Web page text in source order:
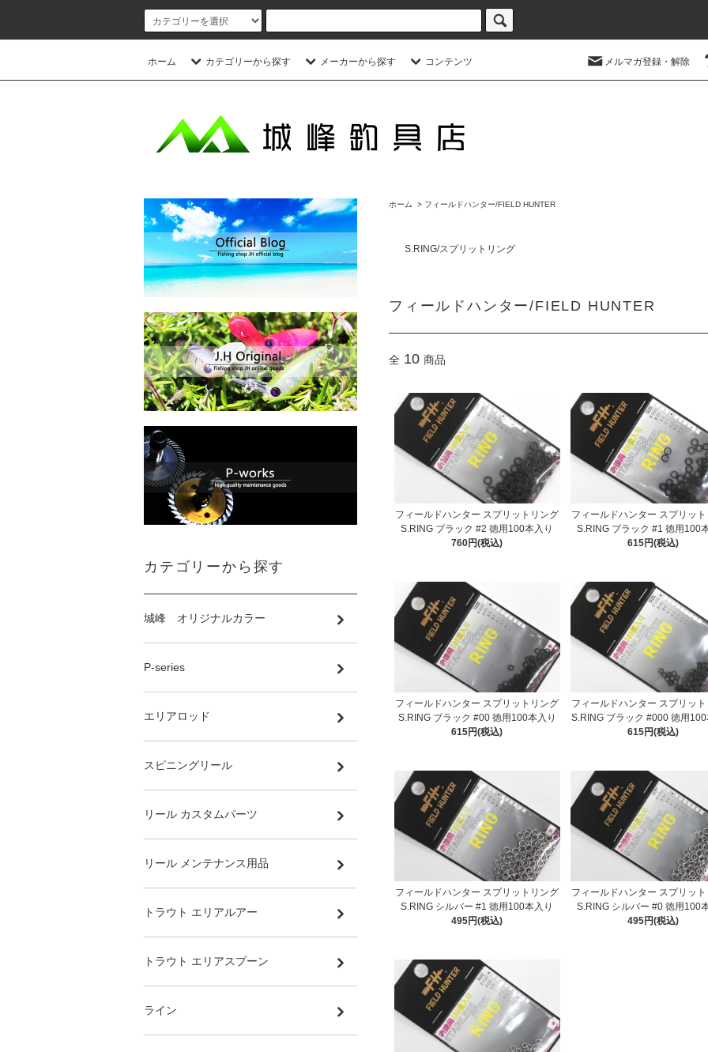
ホーム カテゴリーから探す メーカーから探す コンテンツ メルマガ登録・解除
ホーム > フィールドハンター/FIELD HUNTER
S.RING/スプリットリング
フィールドハンター/FIELD HUNTER
全 10 商品
フィールドハンター スプリットリング
S.RING ブラック #2 徳用100本入り
760円(税込)
フィールドハンター スプリッ
S.RING ブラック #1 徳用100
615円(税込)
フィールドハンター スプリットリング
S.RING ブラック #00 徳用100本入り
615円(税込)
フィールドハンター スプリッ
S.RING ブラック #000 徳用100
615円(税込)
フィールドハンター スプリットリング
S.RING シルバー #1 徳用100本入り
495円(税込)
フィールドハンター スプリッ
S.RING シルバー #0 徳用100
495円(税込)
カテゴリーから探す
城峰 オリジナルカラー
P-series
エリアロッド
スピニングリール
リール カスタムパーツ
リール メンテナンス用品
トラウト エリアルアー
トラウト エリアスプーン
ライン